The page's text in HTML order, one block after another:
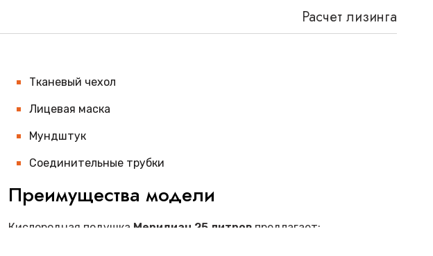
Расчет лизинга
Тканевый чехол
Лицевая маска
Мундштук
Соединительные трубки
Преимущества модели
Кислородная подушка Меридиан 25 литров предлагает: